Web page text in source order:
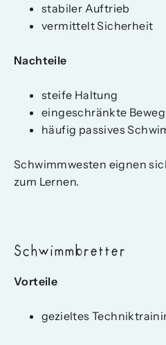
stabiler Auftrieb
vermittelt Sicherheit
Nachteile
steife Haltung
eingeschränkte
häufig passives
Schwimmwesten eignen
zum Lernen.
Schwimmbretter
Vorteile
gezieltes